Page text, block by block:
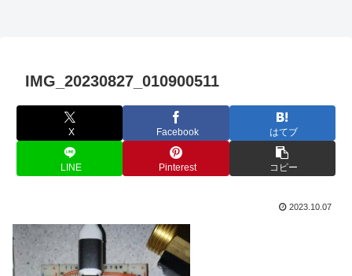
IMG_20230827_010900511
X Facebook はてブ
LINE Pinterest コピー
2023.10.07